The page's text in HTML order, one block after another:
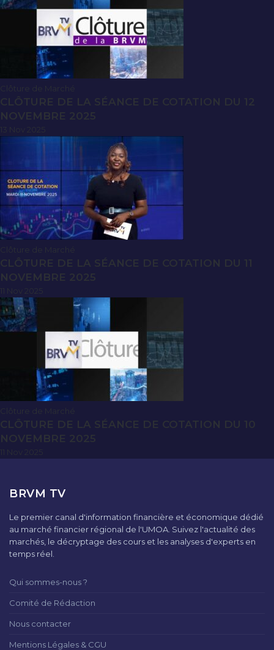
CLÔTURE DE LA SÉANCE DE COTATION DU 12
NOVEMBRE 2025
CLÔTURE DE LA SÉANCE DE COTATION DU 11
NOVEMBRE 2025
CLÔTURE DE LA SÉANCE DE COTATION DU 10
NOVEMBRE 2025
BRVM TV
Le premier canal d'information financière et économique dédié
au marché financier régional de l'UMOA. Suivez l'actualité des
marchés, le décryptage des cours et les analyses d'experts en
temps réel.
Qui sommes-nous ?
Comité de Rédaction
Nous contacter
Mentions Légales & CGU